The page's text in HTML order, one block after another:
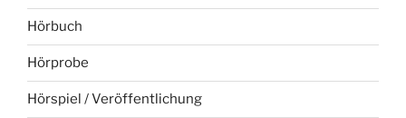
Hörbuch
Hörprobe
Hörspiel / Veröffentlichung